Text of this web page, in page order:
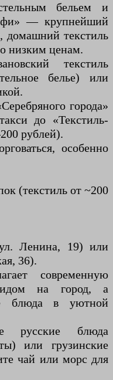
бельем и
— крупнейший
домашний текстиль
низким ценам.
текстиль
белье) или
города»
до «Текстиль-
рублей).
особенно
(текстиль от ~200
Ленина, 19) или
36).
современную
на город, а
блюда в уютной
русские блюда
или грузинские
чай или морс для